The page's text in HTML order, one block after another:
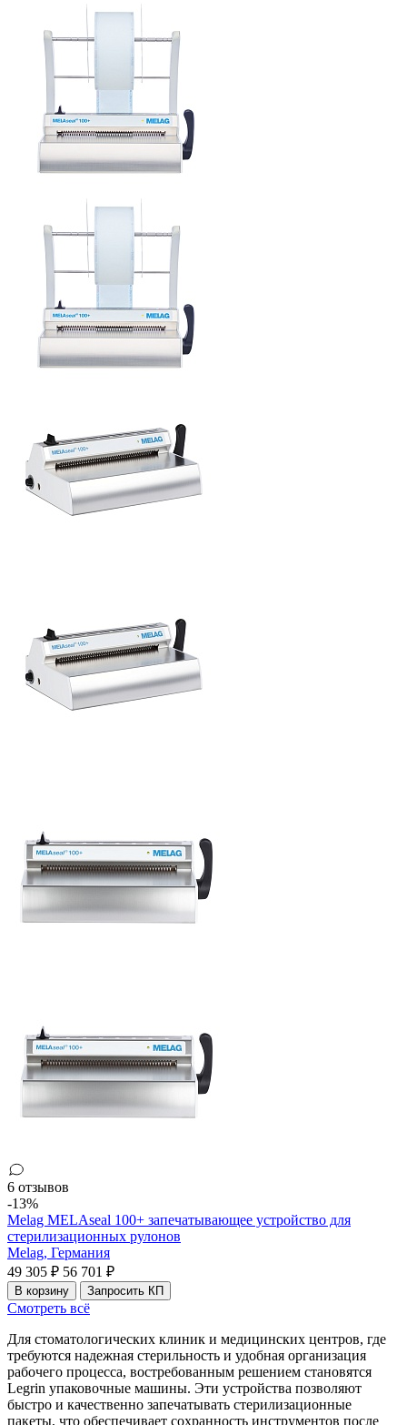
6 отзывов
-13%
Melag MELAseal 100+ запечатывающее устройство для
стерилизационных рулонов
Melag, Германия
49 305 ₽ 56 701 ₽
В корзину Запросить КП
Смотреть всё
Для стоматологических клиник и медицинских центров, где
требуются надежная стерильность и удобная организация
рабочего процесса, востребованным решением становятся
Legrin упаковочные машины. Эти устройства позволяют
быстро и качественно запечатывать стерилизационные
пакеты, что обеспечивает сохранность инструментов после